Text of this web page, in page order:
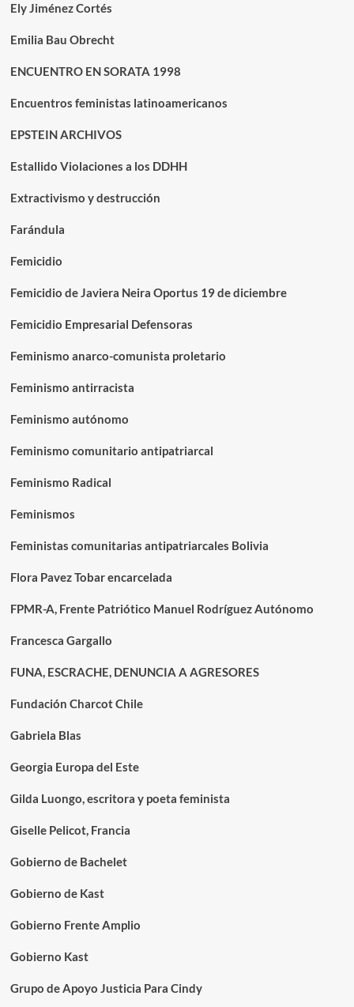
Ely Jiménez Cortés
Emilia Bau Obrecht
ENCUENTRO EN SORATA 1998
Encuentros feministas latinoamericanos
EPSTEIN ARCHIVOS
Estallido Violaciones a los DDHH
Extractivismo y destrucción
Farándula
Femicidio
Femicidio de Javiera Neira Oportus 19 de diciembre
Femicidio Empresarial Defensoras
Feminismo anarco-comunista proletario
Feminismo antirracista
Feminismo autónomo
Feminismo comunitario antipatriarcal
Feminismo Radical
Feminismos
Feministas comunitarias antipatriarcales Bolivia
Flora Pavez Tobar encarcelada
FPMR-A, Frente Patriótico Manuel Rodríguez Autónomo
Francesca Gargallo
FUNA, ESCRACHE, DENUNCIA A AGRESORES
Fundación Charcot Chile
Gabriela Blas
Georgia Europa del Este
Gilda Luongo, escritora y poeta feminista
Giselle Pelicot, Francia
Gobierno de Bachelet
Gobierno de Kast
Gobierno Frente Amplio
Gobierno Kast
Grupo de Apoyo Justicia Para Cindy